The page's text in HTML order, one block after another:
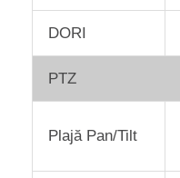
DORI
PTZ
Plajă Pan/Tilt